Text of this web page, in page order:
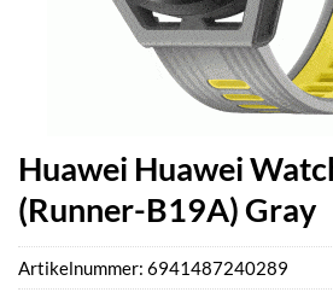
Huawei Huawei
(Runner-B19A) Gray
Artikelnummer: 6941487240289